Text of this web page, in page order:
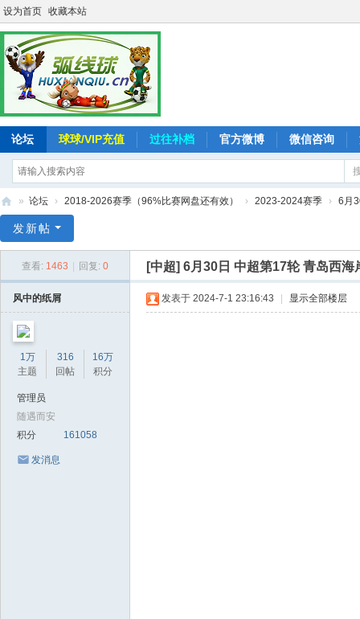
设为首页 收藏本站
论坛 球球/VIP充值 过往补档 官方微博 微信咨询
线
» 论坛 › 2018-2026赛季（96%比赛网盘还有效） › 2023-2024赛季 › 6月
发新帖
查看: 1463 回复: 0 [中超] 6月30日 中超第17轮 青岛西
风中的纸屑
1万
主题
316
回帖
16万
积分
管理员
随遇而安
积分
161058
发消息
发表于 2024-7-1 23:16:43 显示全部楼层